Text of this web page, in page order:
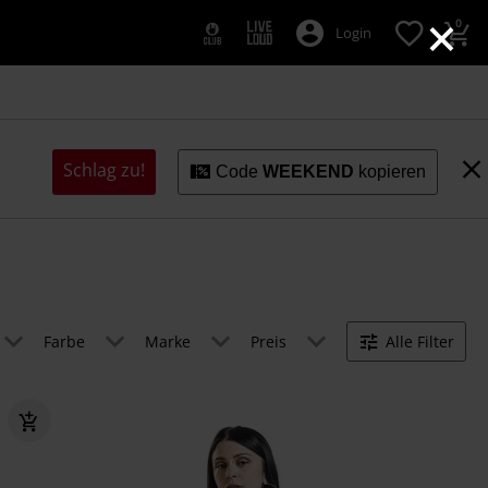
×
Login 0
Schlag zu! CodeWEEKEND kopieren
Farbe Marke Preis Alle Filter